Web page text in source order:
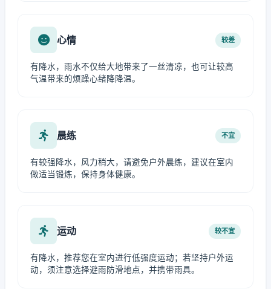
心情 较差
有降水，雨水不仅给大地带来了一丝清凉，也可让较高
气温带来的烦躁心绪降降温。
晨练 不宜
有较强降水，风力稍大，请避免户外晨练，建议在室内
做适当锻炼，保持身体健康。
运动 较不宜
有降水，推荐您在室内进行低强度运动；若坚持户外运
动，须注意选择避雨防滑地点，并携带雨具。